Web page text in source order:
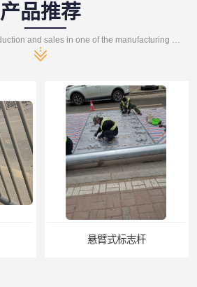
产品推荐
Development, design, production and sales in one of the manufacturing enterprises
F型悬臂式交通标志杆